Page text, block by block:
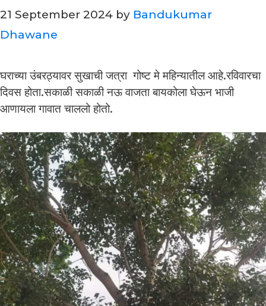
21 September 2024 by Bandukumar
Dhawane
घराच्या उंबरठ्यावर सुखाची जत्रा गोष्ट मे महिन्यातील आहे.रविवारचा
दिवस होता.सकाळी सकाळी नऊ वाजता बायकोला घेऊन भाजी
आणायला गावात चाललो होतो.